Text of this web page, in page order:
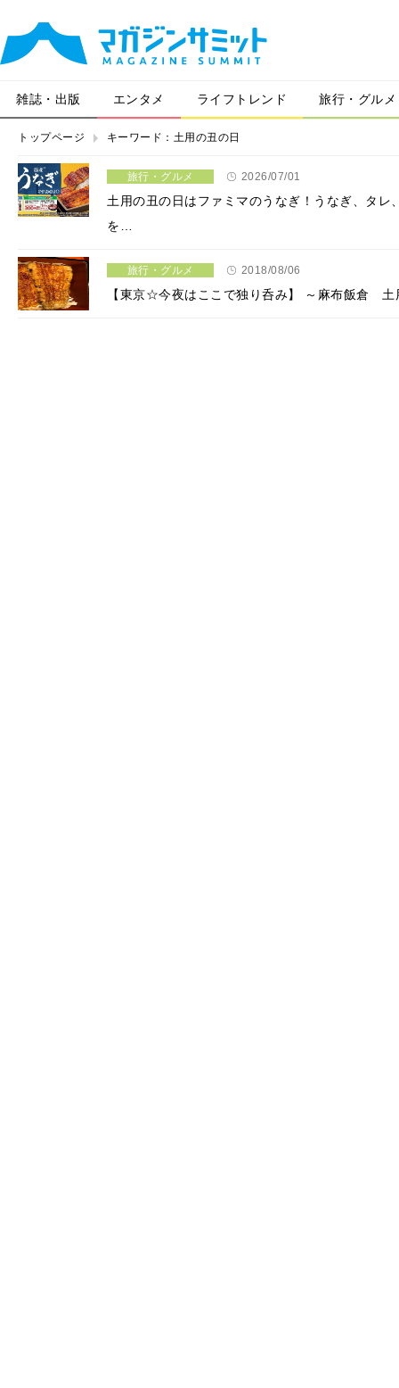
雑誌・出版 エンタメ ライフトレンド 旅行・グルメ
トップページ キーワード：土用の丑の日
旅行・グルメ 2026/07/01
土用の丑の日はファミマのうなぎ！うなぎ、タ
を…
旅行・グルメ 2018/08/06
【東京☆今夜はここで独り呑み】 ～麻布飯倉